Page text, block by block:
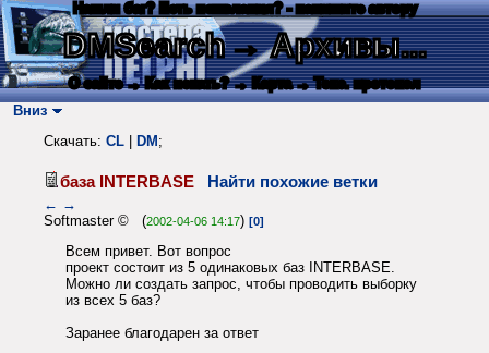
Нашли баг? Есть пожелания? - напишите автору
DMSearch→ Архивы...
О сайте → Как искать? → Карта → Текс. протокол
Вниз
Скачать: CL DM ;
база INTERBASE Найти похожие ветки
← →
Softmaster © (2002-04-06 14:17) [0]
Всем привет. Вот вопрос
проект состоит из 5 одинаковых баз INTERBASE.
Можно ли создать запрос, чтобы проводить выборку
из всех 5 баз?
Заранее благодарен за ответ